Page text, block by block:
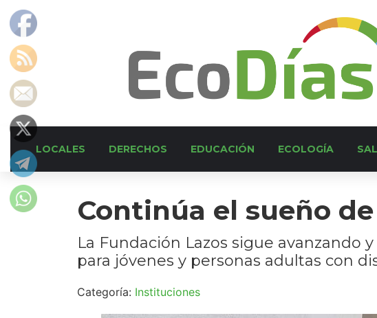
LOCALES DERECHOS EDUCACIÓN ECOLOGÍA
Continúa el sueño
La Fundación Lazos sigue avanzando
para jóvenes y personas adultas con
Categoría: Instituciones